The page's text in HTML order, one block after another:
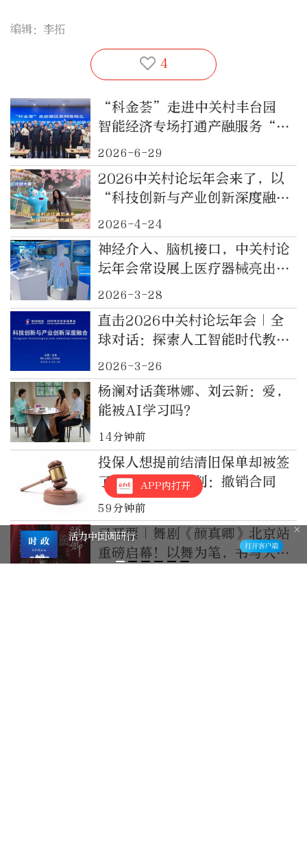
编辑：李拓
4
“科金荟”走进中关村丰台园
智能经济专场打通产融服务“最
后一公里”
2026-6-29
2026中关村论坛年会来了，以
“科技创新与产业创新深度融
合”为主题，智慧服务全面升级
2026-4-24
神经介入、脑机接口，中关村论
坛年会常设展上医疗器械亮出创
新成果
2026-3-28
直击2026中关村论坛年会｜全
球对话：探索人工智能时代教育
科技人才一体化的新范式（直播
结束）
2026-3-26
杨澜对话龚琳娜、刘云新：爱，
能被AI学习吗？
14分钟前
投保人想提前结清旧保单却被签
了新保单，法院判：撤销合同
59分钟前
已开票｜舞剧《颜真卿》北京站
重磅启幕！以舞为笔，书写大唐
APP内打开
活力中国调研行